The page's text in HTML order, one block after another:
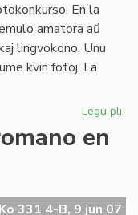
En la
amatora aŭ
lingvokono. Unu
kvin fotoj. La
Legu pli
en
331 4-B, 9 jun 07